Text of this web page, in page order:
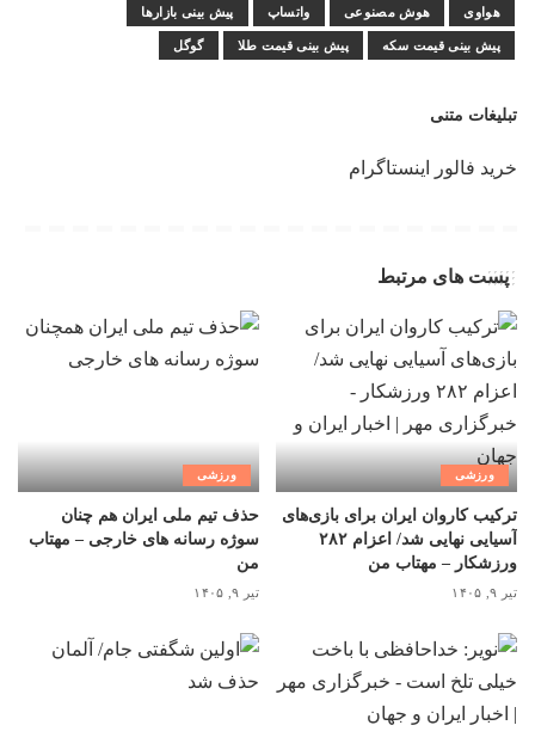
هواوی هوش مصنوعی واتساپ پیش بینی بازارها
پیش بینی قیمت سکه پیش بینی قیمت طلا گوگل
تبلیغات متنی
خرید فالور اینستاگرام
پست های مرتبط
ورزشی
ترکیب کاروان ایران برای بازی‌های
آسیایی نهایی شد/ اعزام ۲۸۲
ورزشکار – مهتاب من
تیر ۹, ۱۴۰۵
ورزشی
حذف تیم ملی ایران هم چنان
سوژه رسانه های خارجی – مهتاب
من
تیر ۹, ۱۴۰۵